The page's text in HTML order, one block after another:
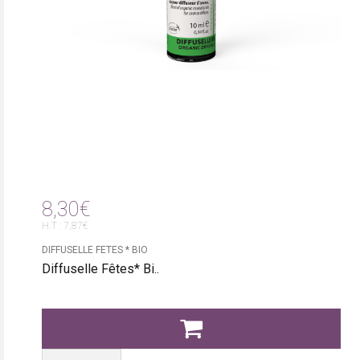
8,30€
H.T : 7,87€
DIFFUSELLE FETES * BIO
Diffuselle Fêtes* Bi..